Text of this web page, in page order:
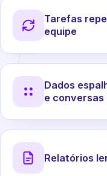
Tarefas
equipe
Dados
e conversas
Relatórios